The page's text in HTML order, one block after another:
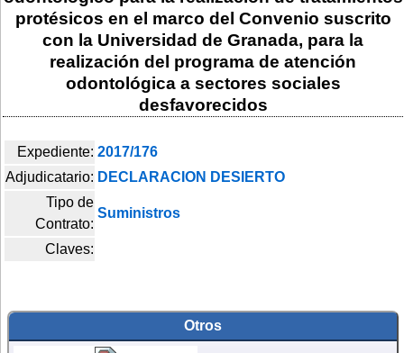
protésicos en el marco del Convenio suscrito
con la Universidad de Granada, para la
realización del programa de atención
odontológica a sectores sociales
desfavorecidos
Expediente: 2017/176
Adjudicatario: DECLARACION DESIERTO
Tipo de
Contrato:
Suministros
Claves:
Otros